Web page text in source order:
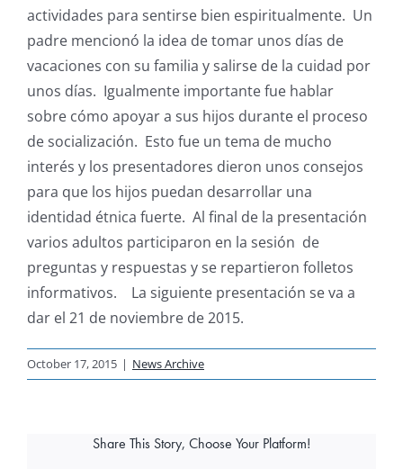
actividades para sentirse bien espiritualmente. Un
padre mencionó la idea de tomar unos días de
vacaciones con su familia y salirse de la cuidad por
unos días. Igualmente importante fue hablar
sobre cómo apoyar a sus hijos durante el proceso
de socialización. Esto fue un tema de mucho
interés y los presentadores dieron unos consejos
para que los hijos puedan desarrollar una
identidad étnica fuerte. Al final de la presentación
varios adultos participaron en la sesión de
preguntas y respuestas y se repartieron folletos
informativos. La siguiente presentación se va a
dar el 21 de noviembre de 2015.
October 17, 2015 | News Archive
Share This Story, Choose Your Platform!